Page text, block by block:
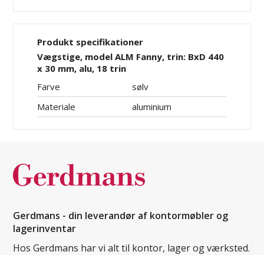
Produkt specifikationer
Vægstige, model ALM Fanny, trin: BxD 440
x 30 mm, alu, 18 trin
Farve
sølv
Materiale
aluminium
Gerdmans - din leverandør af kontormøbler og
lagerinventar
Hos Gerdmans har vi alt til kontor, lager og værksted.